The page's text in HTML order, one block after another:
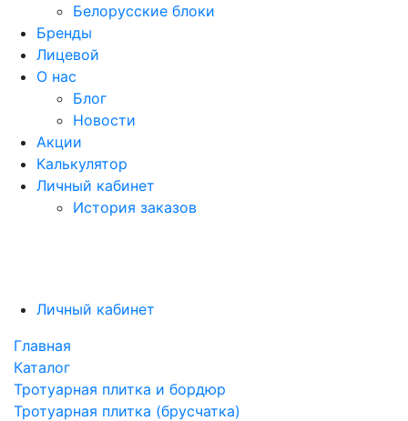
Белорусские блоки
Бренды
Лицевой
О нас
Блог
Новости
Акции
Калькулятор
Личный кабинет
История заказов
Личный кабинет
Главная
Каталог
Тротуарная плитка и бордюр
Тротуарная плитка (брусчатка)